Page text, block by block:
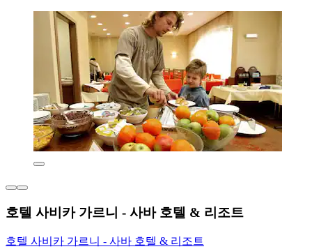
호텔 사비카 가르니 - 사바 호텔 & 리조트
호텔 사비카 가르니 - 사바 호텔 & 리조트